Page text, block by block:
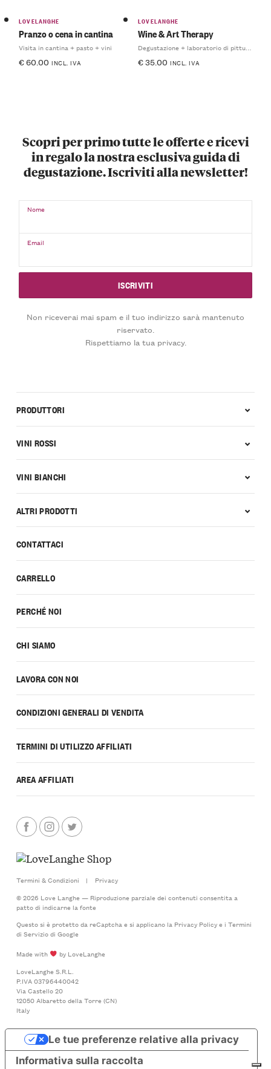
LOVELANGHE
Pranzo o cena in cantina
Visita in cantina + pasto + vini
€60.00 INCL. IVA
LOVELANGHE
Wine & Art Therapy
Degustazione + laboratorio di pittura
€35.00 INCL. IVA
Scopri per primo tutte le offerte e ricevi
in regalo la nostra esclusiva guida di
degustazione. Iscriviti alla newsletter!
Nome
Email
Non riceverai mai spam e il tuo indirizzo sarà mantenuto
riservato.
Rispettiamo la tua privacy.
CONTATTACI
CARRELLO
PERCHÉ NOI
CHI SIAMO
LAVORA CON NOI
CONDIZIONI GENERALI DI VENDITA
TERMINI DI UTILIZZO AFFILIATI
AREA AFFILIATI
PRODUTTORI
VINI ROSSI
VINI BIANCHI
ALTRI PRODOTTI
Termini & Condizioni |
Privacy
© 2026 Love Langhe — Riproduzione parziale dei contenuti consentita a
patto di indicarne la fonte
Questo si è protetto da reCaptcha e si applicano la Privacy Policye i Termini
di Serviziodi Google
Made with
by LoveLanghe
LoveLanghe S.R.L.
P.IVA 03796440042
Via Castello 20
12050 Albaretto della Torre (CN)
Italy
Informativa sulla raccolta
Le tue preferenze relative alla privacy